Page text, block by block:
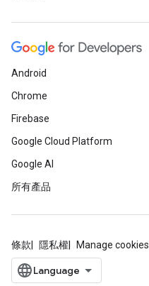
Android
Chrome
Firebase
Google Cloud Platform
Google AI
所有產品
條款 隱私權 Manage cookies